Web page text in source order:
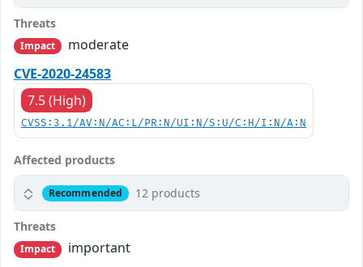
Threats
Impact
moderate
CVE-2020-24583
7.5 (High)
CVSS:3.1/AV:N/AC:L/PR:N/UI:N/S:U/C:H/I:N/A:N
Affected products
Recommended 12 products
Threats
Impact
important